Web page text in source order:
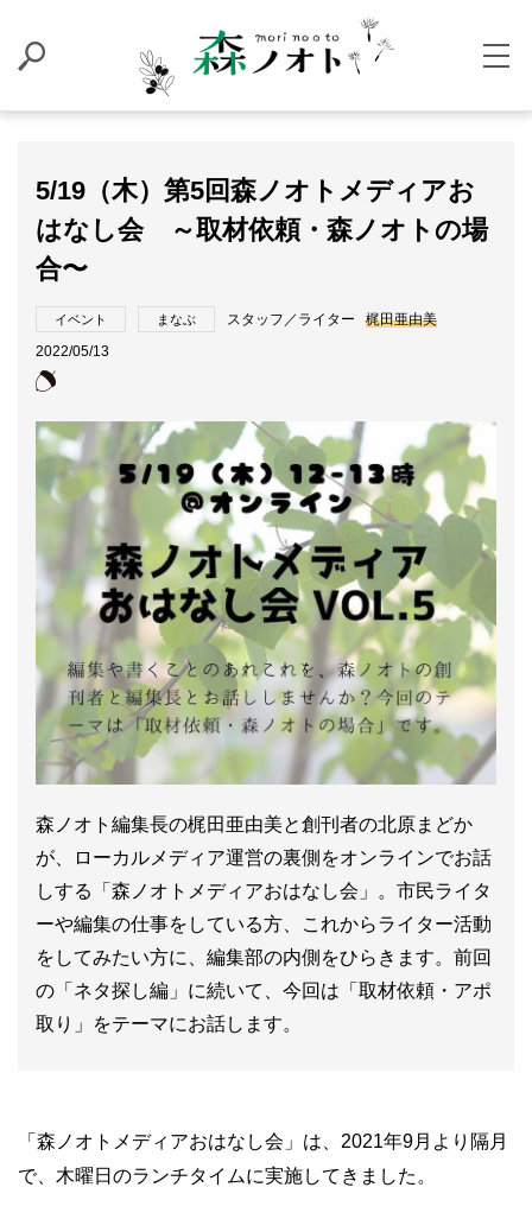
5/19（木）第5回森ノオトメディアお
はなし会 ～取材依頼・森ノオトの場
合〜
イベント まなぶ スタッフ／ライター
梶田亜由美
2022/05/13
森ノオト編集長の梶田亜由美と創刊者の北原まどか
が、ローカルメディア運営の裏側をオンラインでお話
しする「森ノオトメディアおはなし会」。市民ライタ
ーや編集の仕事をしている方、これからライター活動
をしてみたい方に、編集部の内側をひらきます。前回
の「ネタ探し編」に続いて、今回は「取材依頼・アポ
取り」をテーマにお話します。
「森ノオトメディアおはなし会」は、 2021年9月より隔月
で、木曜日のランチタイムに実施してきました。